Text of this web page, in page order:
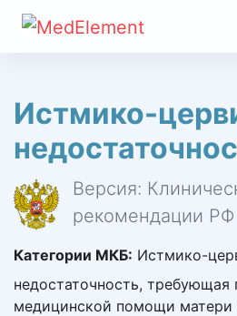
Истмико-
Версия:
рекомендации
Категории МКБ: Истмико-
недостаточность, требующая
медицинской помощи матери